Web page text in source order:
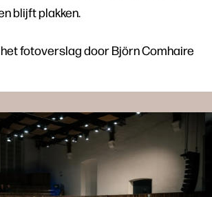
blijft plakken.
fotoverslag door Björn Comhaire